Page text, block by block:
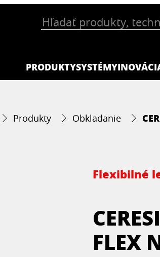
PRODUKTYSYSTÉMY
Produkty Obkladanie
Flexibilné
FLEX